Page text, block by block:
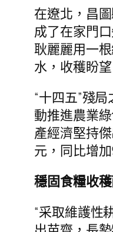
在遼北，昌
成了在家門
耿麗麗用一
水，收穫盼
“十四五”殘
動推進農業
產經濟堅持
元，同比增
穩固食糧收
“采取維護性